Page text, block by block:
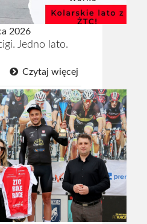
2026
Jedno lato.
Czytaj więcej